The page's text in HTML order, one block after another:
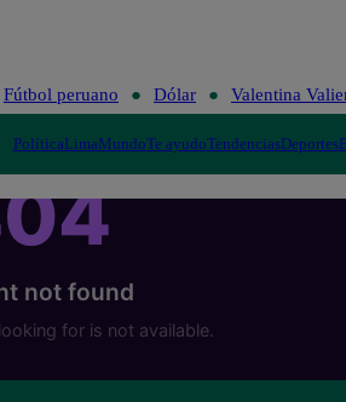
Me
Fútbol peruano Dólar Valentina
PolíticaLimaMundoTe ayudoTendenciasDeportes